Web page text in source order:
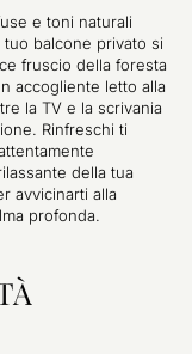
e toni naturali
tuo balcone privato si
fruscio della foresta
accogliente letto alla
la TV e la scrivania
Rinfreschi ti
della tua
avvicinarti alla
profonda.